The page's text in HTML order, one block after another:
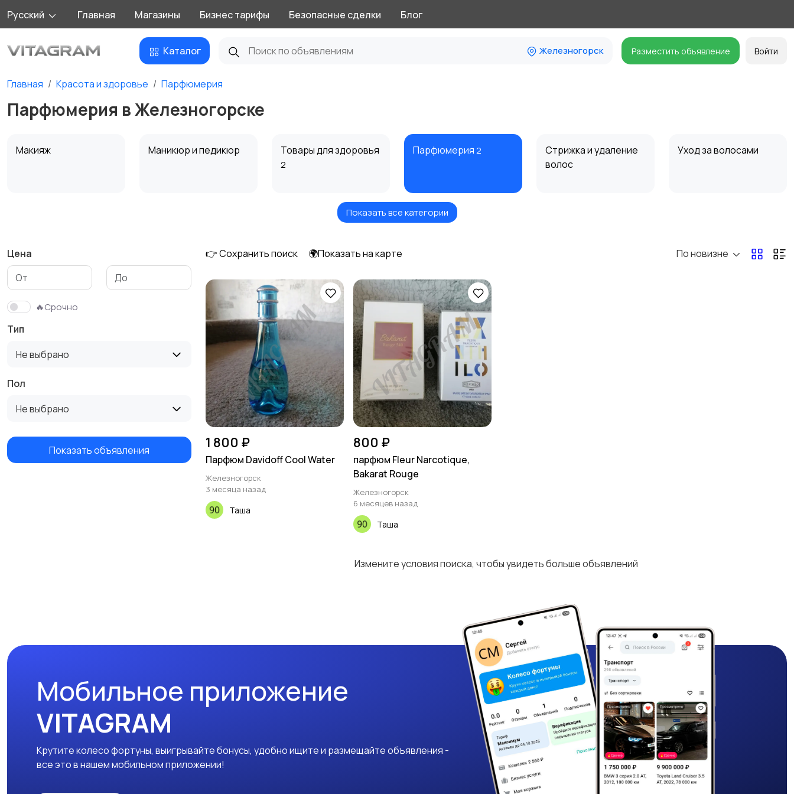
Русский Главная Магазины Бизнес тарифы Безопасные сделки Блог
Каталог Железногорск Разместить объявление Войти
Главная Красота и здоровье Парфюмерия
Парфюмерия в Железногорске
Макияж Маникюр и педикюр Товары для здоровья
2
Парфюмерия 2
Стрижка и удаление
волос
Уход за волосами
Тату и татуаж Солярии и загар
Показать все категории
Цена
🔥Срочно
Тип
Не выбрано
Пол
Не выбрано
Показать объявления
👉 Сохранить поиск 🌍Показать на карте По новизне
1 800 ₽
Парфюм Davidoff Cool Water
Железногорск
3 месяца назад
Таша
800 ₽
парфюм Fleur Narcotique,
Bakarat Rouge
Железногорск
6 месяцев назад
Таша
Измените условия поиска, чтобы увидеть больше объявлений
Мобильное приложение
VITAGRAM
Крутите колесо фортуны, выигрывайте бонусы, удобно ищите и размещайте объявления -
все это в нашем мобильном приложении!